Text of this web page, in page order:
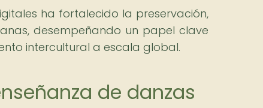
ha fortalecido la preservación,
desempeñando un papel clave
intercultural a escala global.
de danzas